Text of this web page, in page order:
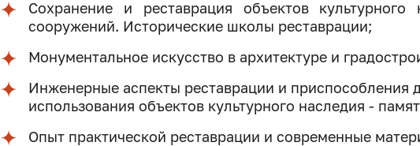
Сохранение и реставрация объектов
сооружений. Исторические школы реставрации;
Монументальное искусство в архитектуре и
Инженерные аспекты реставрации и приспособления
использования объектов культурного наследия -
Опыт практической реставрации и современные